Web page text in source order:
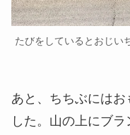
たびをしているとおじい
あと、ちちぶには
した。山の上にブ